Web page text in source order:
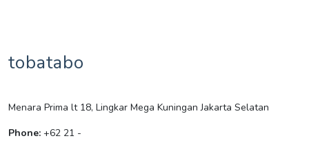
tobatabo
Menara Prima lt 18, Lingkar Mega Kuningan Jakarta Selatan
Phone: +62 21 -